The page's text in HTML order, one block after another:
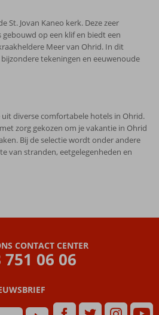
St. Jovan Kaneo kerk. Deze zeer
op een klif en biedt een
Meer van Ohrid. In dit
tekeningen en eeuwenoude
uit diverse comfortabele hotels in Ohrid.
zorg gekozen om je vakantie in Ohrid
Bij de selectie wordt onder andere
van stranden, eetgelegenheden en
CONTACT CENTER
751 06 06